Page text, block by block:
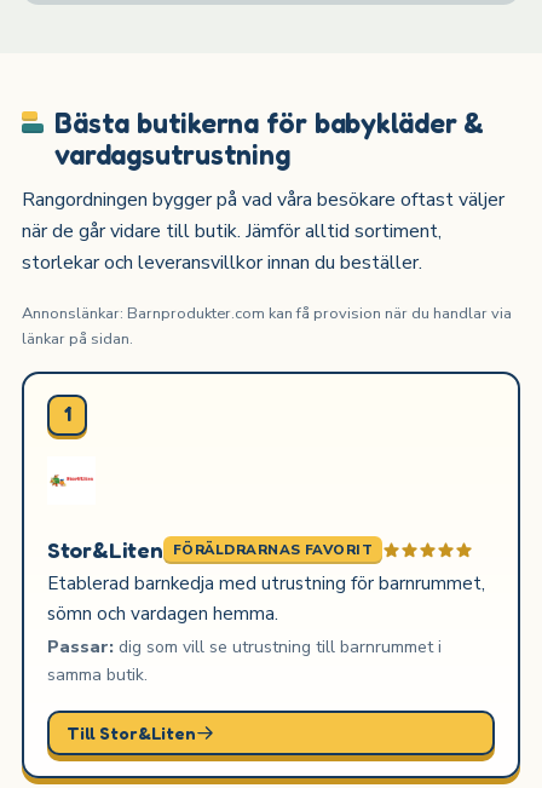
Bästa butikerna för babykläder &
vardagsutrustning
Rangordningen bygger på vad våra besökare oftast väljer
när de går vidare till butik. Jämför alltid sortiment,
storlekar och leveransvillkor innan du beställer.
Annonslänkar: Barnprodukter.com kan få provision när du handlar via
länkar på sidan.
1
Stor&Liten FÖRÄLDRARNAS FAVORIT
Etablerad barnkedja med utrustning för barnrummet,
sömn och vardagen hemma.
Passar:dig som vill se utrustning till barnrummet i
samma butik.
Till Stor&Liten